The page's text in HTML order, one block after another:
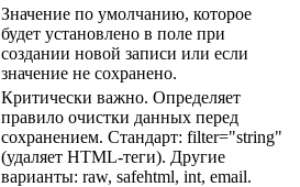
Значение по умолчанию, которое
будет установлено в поле при
создании новой записи или если
значение не сохранено.
Критически важно. Определяет
правило очистки данных перед
сохранением. Стандарт: filter="string"
(удаляет HTML-теги). Другие
варианты: raw, safehtml, int, email.